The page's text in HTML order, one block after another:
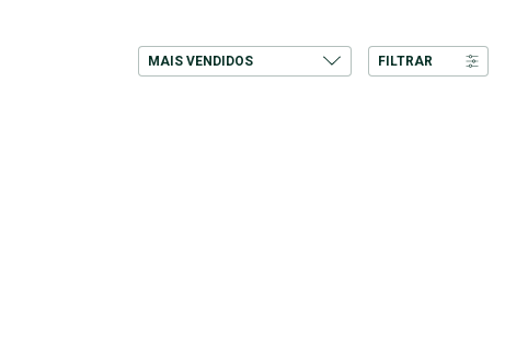
FILTRAR